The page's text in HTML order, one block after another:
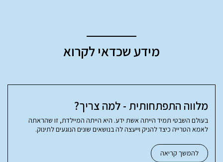
מידע שכדאי לקרוא
מלווה התפתחותית - למה צריך?
בעולם השבטי תמיד הייתה אשת ידע. היא הייתה המיילדת, זו שהראתה
לאמא הטרייה כיצד להניק וייעצה לה בנושאים שונים הנוגעים לתינוק.
להמשך קריאה